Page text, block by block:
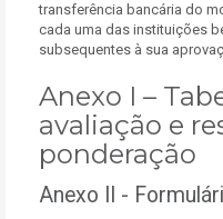
transferência bancária do
cada uma das instituições
subsequentes à sua
Anexo I –
avaliação e
ponderação
Anexo II -